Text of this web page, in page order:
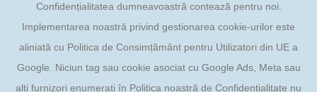
Confidențialitatea dumneavoastră contează pentru noi.
Implementarea noastră privind gestionarea cookie-urilor este
aliniată cu Politica de Consimțământ pentru Utilizatori din UE a
Google. Niciun tag sau cookie asociat cu Google Ads, Meta sau
alți furnizori enumerați în Politica noastră de Confidențialitate nu